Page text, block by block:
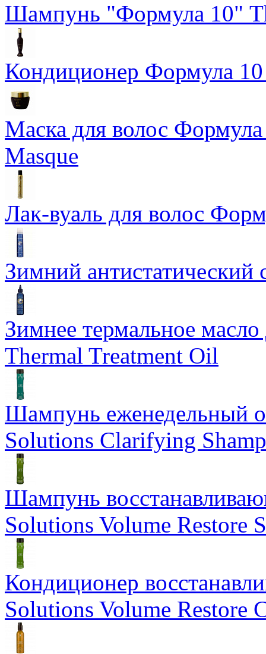
Шампунь "Формула 10"
Кондиционер Формула
Маска для волос
Masque
Лак-вуаль для волос
Зимний
Зимнее термальное
Thermal Treatment Oil
Шампунь еженедельный
Solutions Clarifying
Шампунь
Solutions Volume Restore
Кондиционер
Solutions Volume Restore